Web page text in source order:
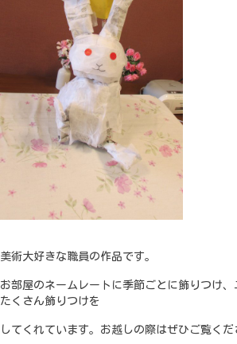
美術大好きな職員の作品です。
お部屋のネームレートに季節ごとに飾りつけ、
たくさん飾りつけを
してくれています。お越しの際はぜひご覧くだ